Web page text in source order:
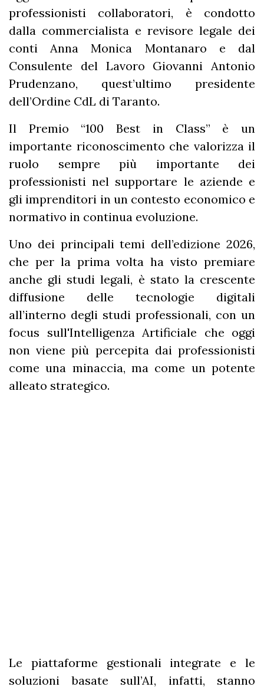
professionisti collaboratori, è condotto
dalla commercialista e revisore legale dei
conti Anna Monica Montanaro e dal
Consulente del Lavoro Giovanni Antonio
Prudenzano, quest’ultimo presidente
dell’Ordine CdL di Taranto.
Il Premio “100 Best in Class” è un
importante riconoscimento che valorizza il
ruolo sempre più importante dei
professionisti nel supportare le aziende e
gli imprenditori in un contesto economico e
normativo in continua evoluzione.
Uno dei principali temi dell’edizione 2026,
che per la prima volta ha visto premiare
anche gli studi legali, è stato la crescente
diffusione delle tecnologie digitali
all’interno degli studi professionali, con un
focus sull'Intelligenza Artificiale che oggi
non viene più percepita dai professionisti
come una minaccia, ma come un potente
alleato strategico.
Le piattaforme gestionali integrate e le
soluzioni basate sull’AI, infatti, stanno